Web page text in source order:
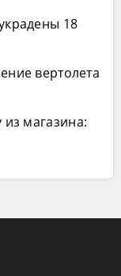
18
вертолета
из магазина: